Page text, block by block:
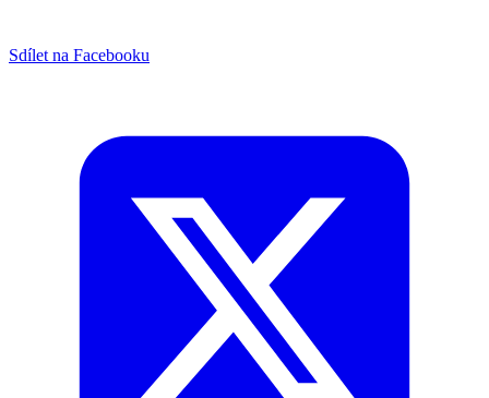
Sdílet na Facebooku